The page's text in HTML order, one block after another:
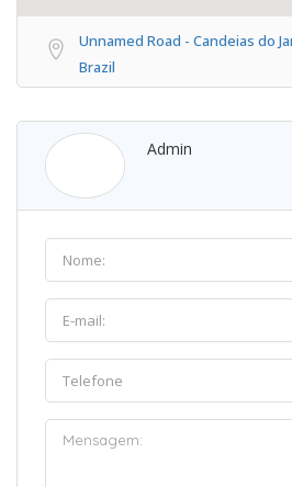
Unnamed Road - Candeias do
Brazil
Admin